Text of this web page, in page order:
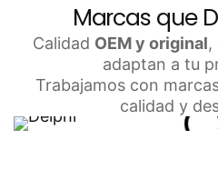
Marcas que
Calidad OEM y original,
adaptan a tu
Trabajamos con
calidad y